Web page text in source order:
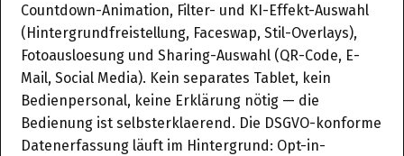
Countdown-Animation, Filter- und KI-Effekt-Auswahl
(Hintergrundfreistellung, Faceswap, Stil-Overlays),
Fotoausloesung und Sharing-Auswahl (QR-Code, E-
Mail, Social Media). Kein separates Tablet, kein
Bedienpersonal, keine Erklärung nötig — die
Bedienung ist selbsterklaerend. Die DSGVO-konforme
Datenerfassung läuft im Hintergrund: Opt-in-